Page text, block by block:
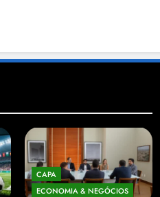
CAPA
ECONOMIA & NEGÓCIOS